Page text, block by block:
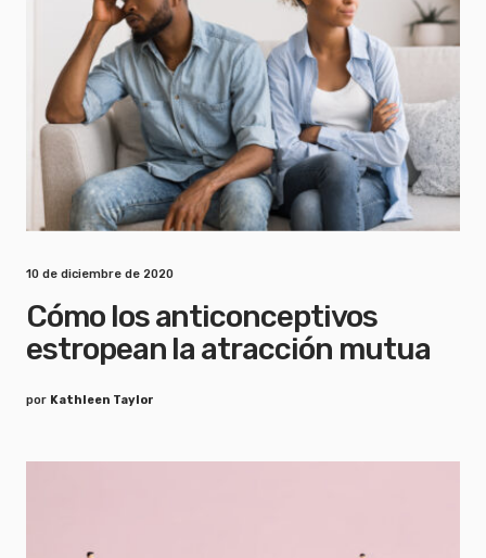
10 de diciembre de 2020
Cómo los anticonceptivos
estropean la atracción mutua
por Kathleen Taylor